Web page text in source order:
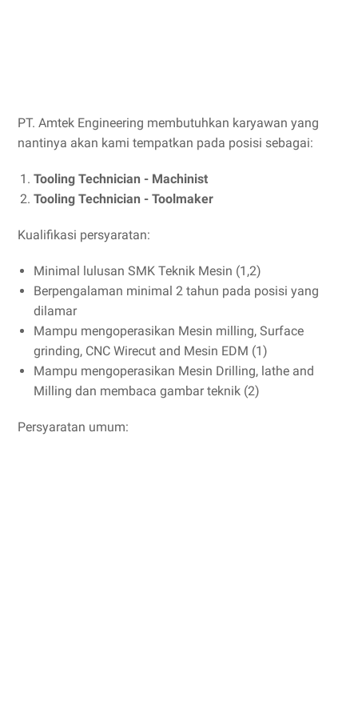
PT. Amtek Engineering membutuhkan karyawan yang
nantinya akan kami tempatkan pada posisi sebagai:
Tooling Technician - Machinist
Tooling Technician - Toolmaker
Kualifikasi persyaratan:
Minimal lulusan SMK Teknik Mesin (1,2)
Berpengalaman minimal 2 tahun pada posisi yang
dilamar
Mampu mengoperasikan Mesin milling, Surface
grinding, CNC Wirecut and Mesin EDM (1)
Mampu mengoperasikan Mesin Drilling, lathe and
Milling dan membaca gambar teknik (2)
Persyaratan umum: